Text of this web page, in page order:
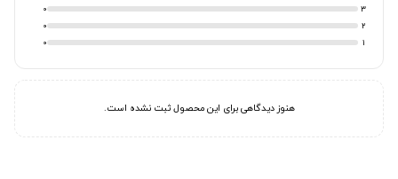
3
0
2
0
1
0
هنوز دیدگاهی برای این محصول ثبت نشده است.